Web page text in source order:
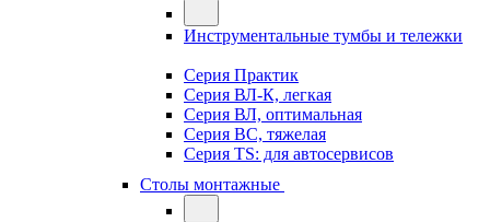
Инструментальные тумбы и тележки
Серия Практик
Серия ВЛ-К, легкая
Серия ВЛ, оптимальная
Серия ВС, тяжелая
Серия TS: для автосервисов
Столы монтажные